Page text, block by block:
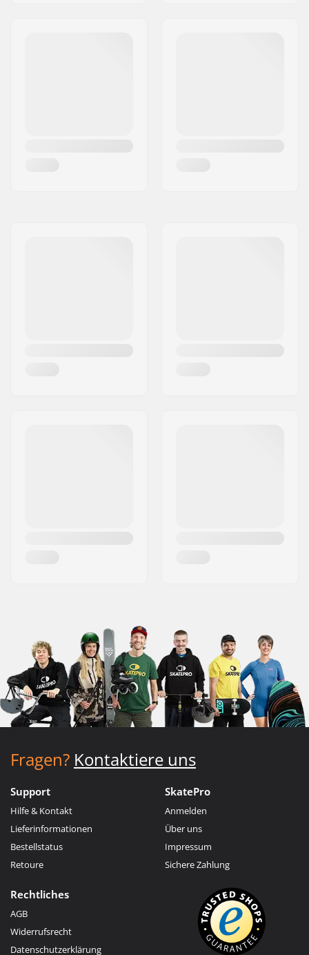
Fragen? Kontaktiere uns
Support
Hilfe & Kontakt
Lieferinformationen
Bestellstatus
Retoure
SkatePro
Anmelden
Über uns
Impressum
Sichere Zahlung
Rechtliches
AGB
Widerrufsrecht
Datenschutzerklärung